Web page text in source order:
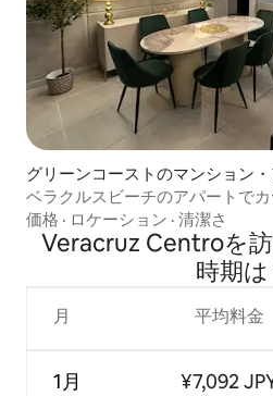
グリーンコーストのマンション
ベラクルスビーチのアパートで
価格 · ロケーション · 清潔さ
Veracruz Centroを
時⁠期⁠は⁠
月
1月
平均料金
¥7,092